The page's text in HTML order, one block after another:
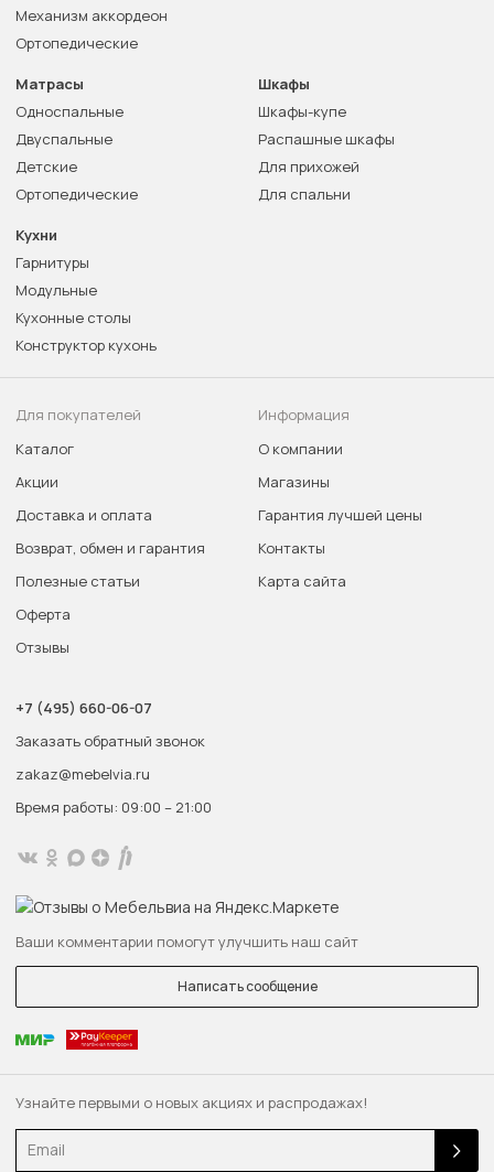
Узнайте первыми о новых акциях и распродажах!
Email
Механизм аккордеон
Ортопедические
Матрасы
Односпальные
Двуспальные
Детские
Ортопедические
Шкафы
Шкафы-купе
Распашные шкафы
Для прихожей
Для спальни
Кухни
Гарнитуры
Модульные
Кухонные столы
Конструктор кухонь
Для покупателей
Каталог
Акции
Доставка и оплата
Возврат, обмен и гарантия
Полезные статьи
Оферта
Отзывы
Информация
О компании
Магазины
Гарантия лучшей цены
Контакты
Карта сайта
+7 (495) 660-06-07
Заказать обратный звонок
zakaz@mebelvia.ru
Время работы: 09:00 – 21:00
Ваши комментарии помогут улучшить наш сайт
Написать сообщение